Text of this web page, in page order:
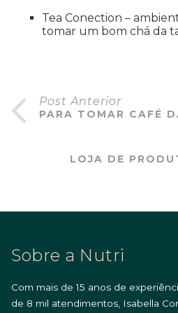
Tea Conection –
tomar um bom chá da
Post Anterior
PARA TOMAR CAFÉ
LOJA DE
Sobre a Nutri
Com mais de 15 anos de
de 8 mil atendimentos, Isabella